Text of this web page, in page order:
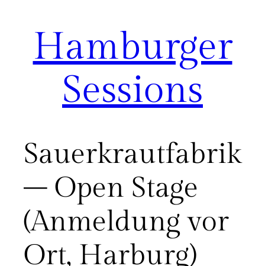
springenHamburger
Sessions
Sauerkrautfabrik
– Open Stage
(Anmeldung vor
Ort, Harburg)